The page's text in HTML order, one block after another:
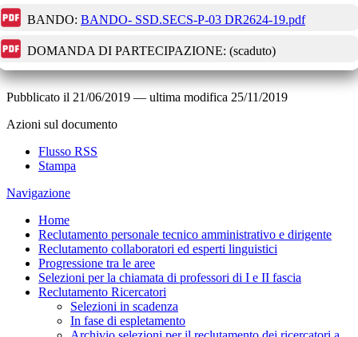
BANDO: BANDO- SSD.SECS-P-03 DR2624-19.pdf
DOMANDA DI PARTECIPAZIONE: (scaduto)
Pubblicato il 21/06/2019 — ultima modifica 25/11/2019
Azioni sul documento
Flusso RSS
Stampa
Navigazione
Home
Reclutamento personale tecnico amministrativo e dirigente
Reclutamento collaboratori ed esperti linguistici
Progressione tra le aree
Selezioni per la chiamata di professori di I e II fascia
Reclutamento Ricercatori
Selezioni in scadenza
In fase di espletamento